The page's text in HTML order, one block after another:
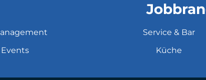
Service & Bar
Küche